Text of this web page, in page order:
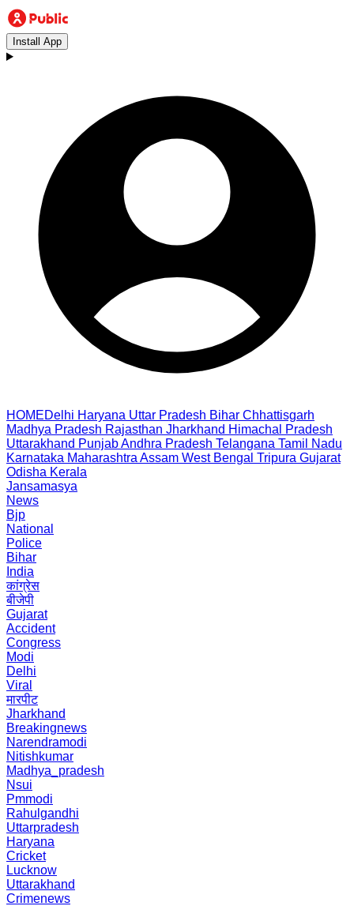
Install App
HOMEDelhi Haryana Uttar Pradesh Bihar Chhattisgarh
Madhya Pradesh Rajasthan Jharkhand Himachal Pradesh
Uttarakhand PunjabAndhra Pradesh Telangana Tamil Nadu
Karnataka Maharashtra Assam West Bengal Tripura Gujarat
Odisha Kerala
Jansamasya
News
Bjp
National
Police
Bihar
India
कांग्रेस
बीजेपी
Gujarat
Accident
Congress
Modi
Delhi
Viral
मारपीट
Jharkhand
Breakingnews
Narendramodi
Nitishkumar
Madhya_pradesh
Nsui
Pmmodi
Rahulgandhi
Uttarpradesh
Haryana
Cricket
Lucknow
Uttarakhand
Crimenews